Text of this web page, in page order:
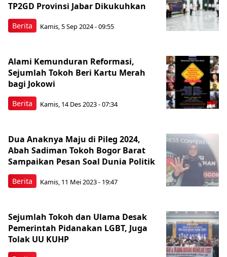
Berita
TP2GD Provinsi Jabar Dikukuhkan
Kamis, 5 Sep 2024 - 09:55
Berita
Alami Kemunduran Reformasi,
Sejumlah Tokoh Beri Kartu Merah
bagi Jokowi
Kamis, 14 Des 2023 - 07:34
Berita
Dua Anaknya Maju di Pileg 2024,
Abah Sadiman Tokoh Bogor Barat
Sampaikan Pesan Soal Dunia Politik
Kamis, 11 Mei 2023 - 19:47
Sejumlah Tokoh dan Ulama Desak
Pemerintah Pidanakan LGBT, Juga
Tolak UU KUHP